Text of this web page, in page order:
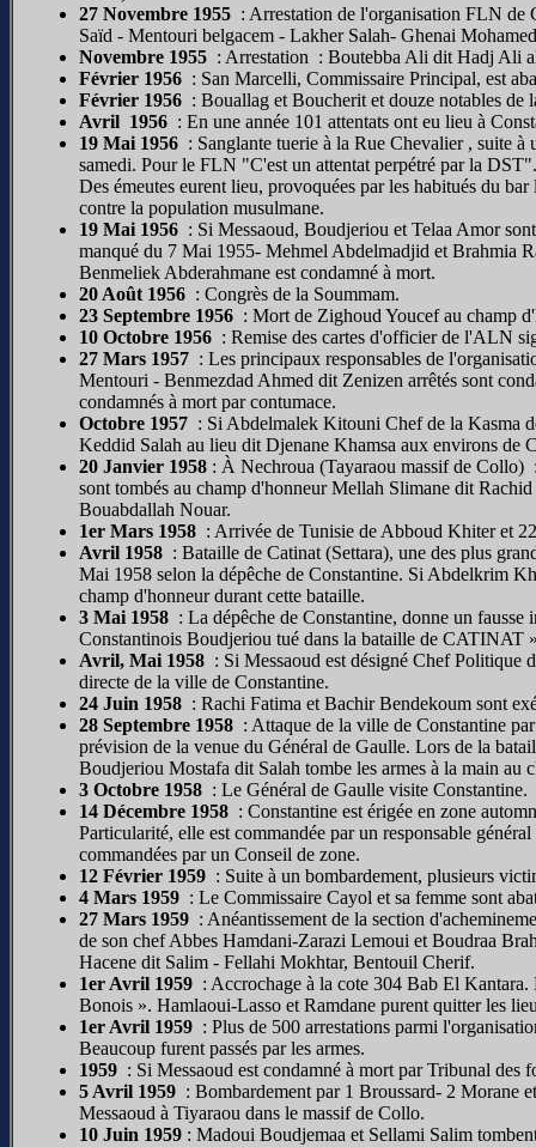
27 Novembre 1955 : Arrestation de l'organisation FLN de
Saïd - Mentouri belgacem - Lakher Salah- Ghenai
Novembre 1955 : Arrestation : Boutebba Ali dit Hadj Ali
Février 1956 : San Marcelli, Commissaire Principal, est
Février 1956 : Bouallag et Boucherit et douze notables de
Avril 1956 : En une année 101 attentats ont eu lieu à
19 Mai 1956 : Sanglante tuerie à la Rue Chevalier , suite
samedi. Pour le FLN "C'est un attentat perpétré par la DST".
Des émeutes eurent lieu, provoquées par les habitués du
contre la population musulmane.
19 Mai 1956 : Si Messaoud, Boudjeriou et Telaa Amor
manqué du 7 Mai 1955- Mehmel Abdelmadjid et Brahmia
Benmeliek Abderahmane est condamné à mort.
20 Août 1956 : Congrès de la Soummam.
23 Septembre 1956 : Mort de Zighoud Youcef au champ
10 Octobre 1956 : Remise des cartes d'officier de l'ALN
27 Mars 1957 : Les principaux responsables de
Mentouri - Benmezdad Ahmed dit Zenizen arrêtés sont
condamnés à mort par contumace.
Octobre 1957 : Si Abdelmalek Kitouni Chef de la Kasma
Keddid Salah au lieu dit Djenane Khamsa aux environs de
20 Janvier 1958 : À Nechroua (Tayaraou massif de Collo)
sont tombés au champ d'honneur Mellah Slimane dit
Bouabdallah Nouar.
1er Mars 1958 : Arrivée de Tunisie de Abboud Khiter et
Avril 1958 : Bataille de Catinat (Settara), une des plus
Mai 1958 selon la dépêche de Constantine. Si Abdelkrim
champ d'honneur durant cette bataille.
3 Mai 1958 : La dépêche de Constantine, donne un
Constantinois Boudjeriou tué dans la bataille de CATINAT
Avril, Mai 1958 : Si Messaoud est désigné Chef Politique
directe de la ville de Constantine.
24 Juin 1958 : Rachi Fatima et Bachir Bendekoum sont
28 Septembre 1958 : Attaque de la ville de Constantine
prévision de la venue du Général de Gaulle. Lors de la
Boudjeriou Mostafa dit Salah tombe les armes à la main au
3 Octobre 1958 : Le Général de Gaulle visite Constantine.
14 Décembre 1958 : Constantine est érigée en zone
Particularité, elle est commandée par un responsable
commandées par un Conseil de zone.
12 Février 1959 : Suite à un bombardement, plusieurs
4 Mars 1959 : Le Commissaire Cayol et sa femme sont
27 Mars 1959 : Anéantissement de la section
de son chef Abbes Hamdani-Zarazi Lemoui et Boudraa
Hacene dit Salim - Fellahi Mokhtar, Bentouil Cherif.
1er Avril 1959 : Accrochage à la cote 304 Bab El
Bonois ». Hamlaoui-Lasso et Ramdane purent quitter les
1er Avril 1959 : Plus de 500 arrestations parmi
Beaucoup furent passés par les armes.
1959 : Si Messaoud est condamné à mort par Tribunal des
5 Avril 1959 : Bombardement par 1 Broussard- 2 Morane
Messaoud à Tiyaraou dans le massif de Collo.
10 Juin 1959 : Madoui Boudjemaa et Sellami Salim